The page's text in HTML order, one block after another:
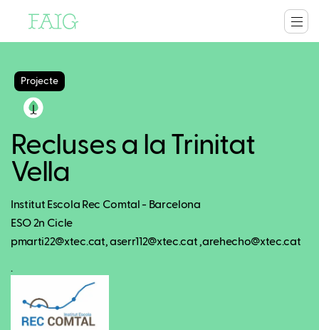
Projecte
Recluses a la Trinitat
Vella
Institut Escola Rec Comtal - Barcelona
ESO 2n Cicle
pmarti22@xtec.cat, aserr112@xtec.cat ,arehecho@xtec.cat
.